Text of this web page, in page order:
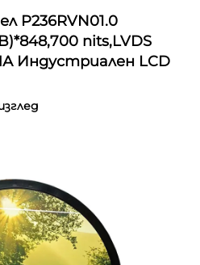
nits,LVDS
Индустриален LCD